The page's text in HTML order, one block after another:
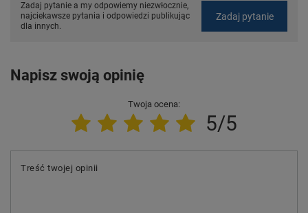
Zadaj pytanie a my odpowiemy niezwłocznie,
najciekawsze pytania i odpowiedzi publikując
dla innych.
Zadaj pytanie
Napisz swoją opinię
Twoja ocena:
5/5
Treść twojej opinii